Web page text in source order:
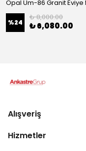
%24
₺ 8,000.00
₺ 6,080.00
Alışveriş
Hizmetler